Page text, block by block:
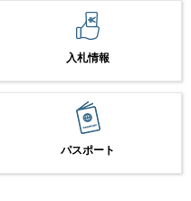
入札情報
パスポート